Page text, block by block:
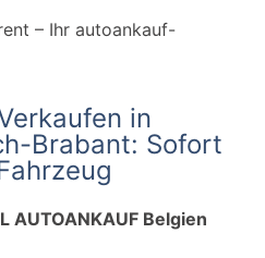
– Ihr autoankauf-
in
Brabant: Sofort
AUTOANKAUF Belgien